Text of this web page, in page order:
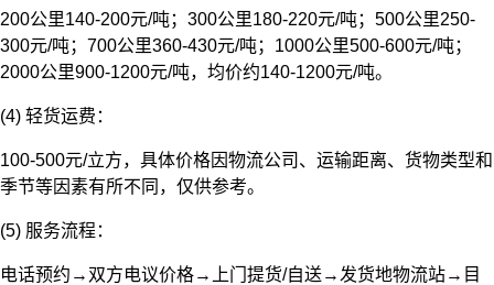
200公里140-200元/吨；300公里180-220元/吨；500公里250-
300元/吨；700公里360-430元/吨；1000公里500-600元/吨；
2000公里900-1200元/吨，均价约140-1200元/吨。
(4) 轻货运费：
100-500元/立方，具体价格因物流公司、运输距离、货物类型和
季节等因素有所不同，仅供参考。
(5) 服务流程：
电话预约→双方电议价格→上门提货/自送→发货地物流站→目